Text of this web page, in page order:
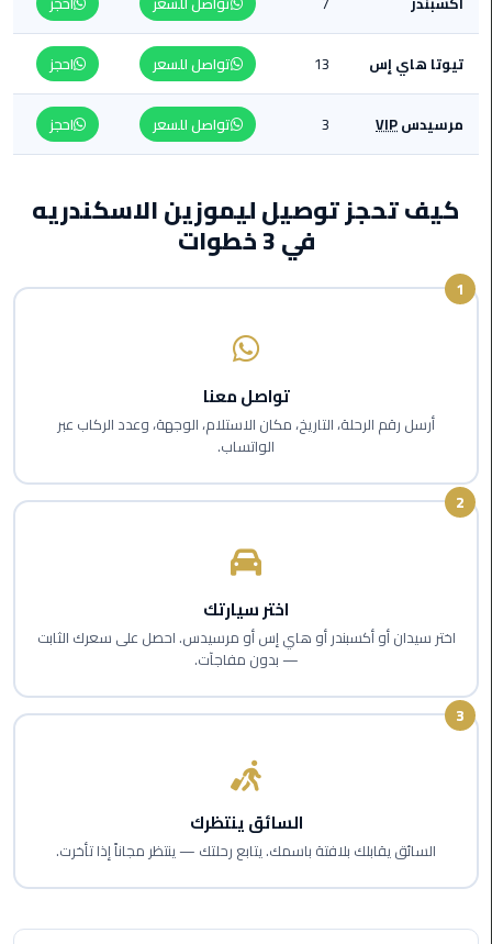
من
القاهرة
الى
مطار
برج
ليموزين
من
برج
العرب
ليموزين
اسكندرية
الشمالي
حجز
ليموزين
ليموزين
تيوتا هاي إس 13 تواصل للسعر احجز
مرسيدسVIP
3 تواصل للسعر احجز
كيف تحجز توصيل ليموزين الاسكندريه
في 3 خطوات
1
تواصل معنا
أرسل رقم الرحلة، التاريخ، مكان الاستلام، الوجهة، وعدد الركاب عبر
الواتساب.
2
اختر سيارتك
اختر سيدان أو أكسبندر أو هاي إس أو مرسيدس. احصل على سعرك الثابت
— بدون مفاجآت.
3
السائق ينتظرك
السائق يقابلك بلافتة باسمك. يتابع رحلتك — ينتظر مجاناً إذا تأخرت.